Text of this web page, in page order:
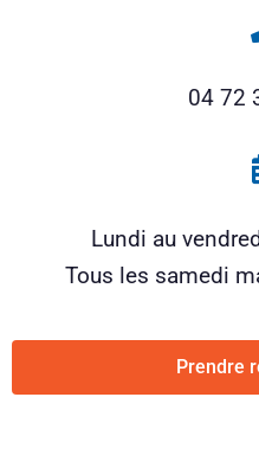
04 72
Lundi au
Tous les samedi
Prendre